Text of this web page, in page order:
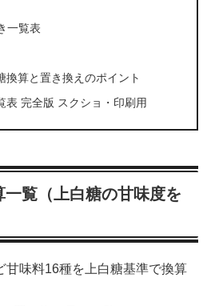
一覧表
換算と置き換えのポイント
表 完全版 スクショ・印刷用
覧（上白糖の甘味度を
甘味料16種を上白糖基準で換算